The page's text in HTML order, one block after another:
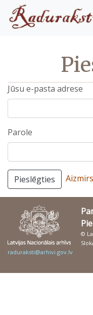
Jūsu e-pasta adrese
Parole
Pieslēgties
©
raduraksti@arhivi.gov.lv